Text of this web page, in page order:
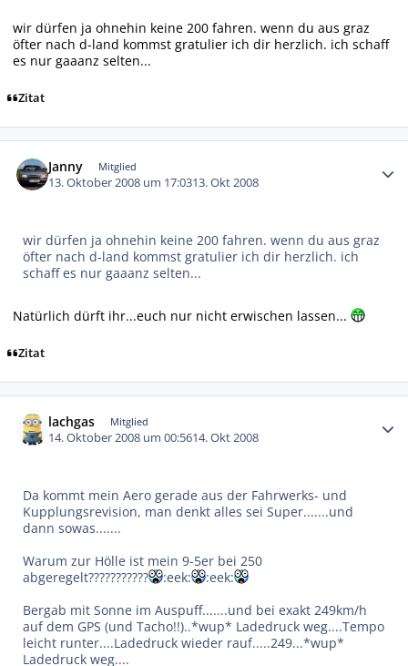
wir dürfen ja ohnehin keine 200 fahren. wenn du aus graz
öfter nach d-land kommst gratulier ich dir herzlich. ich schaff
es nur gaaanz selten...
Zitat
Janny Mitglied
13. Oktober 2008 um 17:0313. Okt 2008
wir dürfen ja ohnehin keine 200 fahren. wenn du aus graz
öfter nach d-land kommst gratulier ich dir herzlich. ich
schaff es nur gaaanz selten...
Natürlich dürft ihr...euch nur nicht erwischen lassen...
Zitat
lachgas Mitglied
14. Oktober 2008 um 00:5614. Okt 2008
Da kommt mein Aero gerade aus der Fahrwerks- und
Kupplungsrevision, man denkt alles sei Super.......und
dann sowas.......
Warum zur Hölle ist mein 9-5er bei 250
abgeregelt???????????
:eek:
:eek:
Bergab mit Sonne im Auspuff.......und bei exakt 249km/h
auf dem GPS (und Tacho!!)..*wup* Ladedruck weg....Tempo
leicht runter....Ladedruck wieder rauf.....249...*wup*
Ladedruck weg....